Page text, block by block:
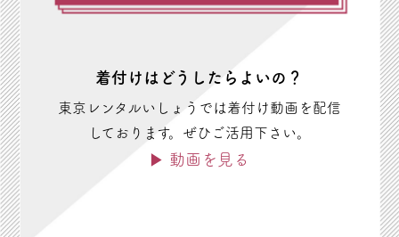
着付けはどうしたらよいの？
東京レンタルいしょうでは着付け動画を配信
しております。ぜひご活用下さい。
▶ 動画を見る